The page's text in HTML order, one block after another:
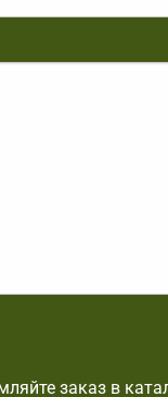
заказ в